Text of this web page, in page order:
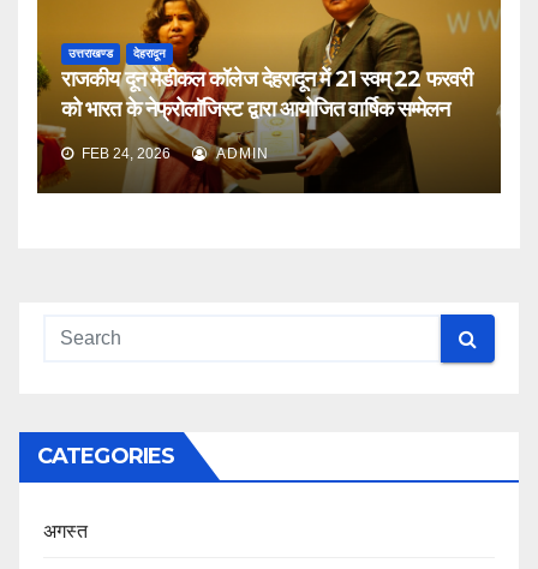
उत्तराखण्ड देहरादून
राजकीय दून मेडीकल कॉलेज देहरादून में 21 स्वम् 22 फरवरी
को भारत के नेफ्रोलॉजिस्ट द्वारा आयोजित वार्षिक सम्मेलन
FEB 24, 2026 ADMIN
CATEGORIES
अगस्त